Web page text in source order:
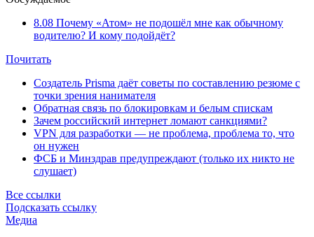
8.08 Почему «Атом» не подошёл мне как обычному
водителю? И кому подойдёт?
Почитать
Создатель Prisma даёт советы по составлению резюме с
точки зрения нанимателя
Обратная связь по блокировкам и белым спискам
Зачем российский интернет ломают санкциями?
VPN для разработки — не проблема, проблема то, что
он нужен
ФСБ и Минздрав предупреждают (только их никто не
слушает)
Все ссылки
Подсказать ссылку
Медиа